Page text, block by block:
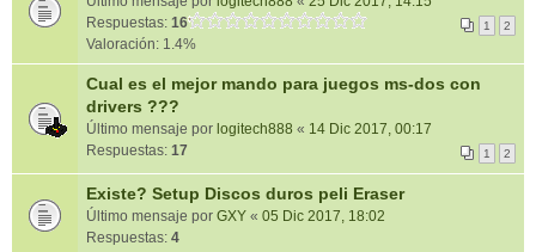
Respuestas: 16 1 2
Valoración: 1.4%
Cual es el mejor mando para juegos ms-dos con
drivers ???
Último mensaje por logitech888 « 14 Dic 2017, 00:17
Respuestas: 17 1 2
Existe? Setup Discos duros peli Eraser
Último mensaje por GXY « 05 Dic 2017, 18:02
Respuestas: 4